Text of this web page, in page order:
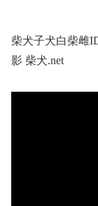
柴犬子犬白柴雌
影 柴犬.net